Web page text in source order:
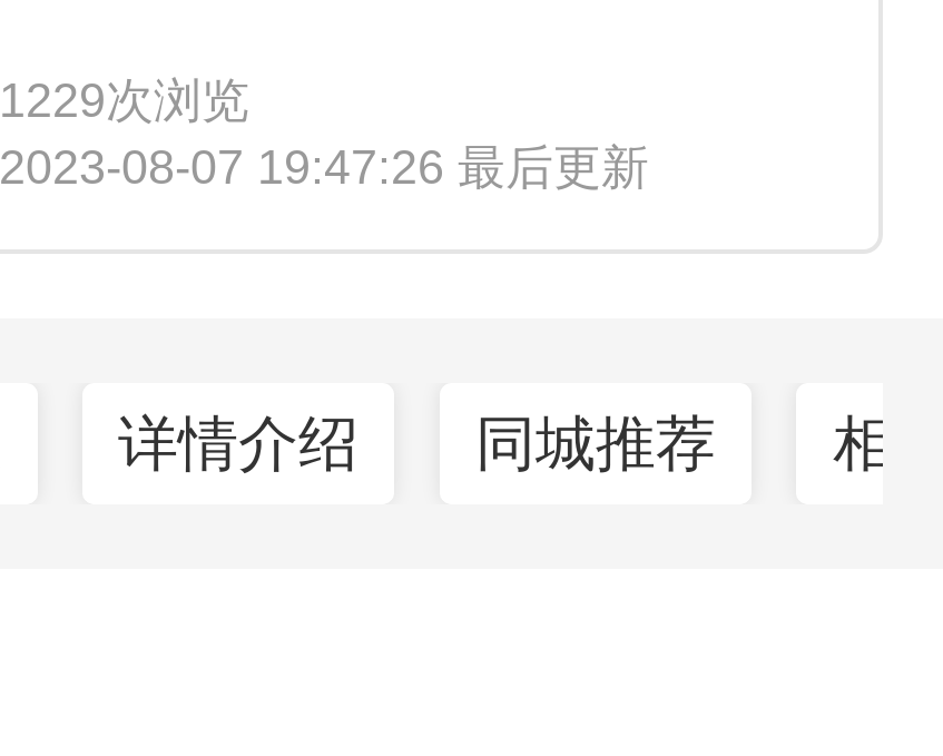
1229次浏览
2023-08-07 19:47:26 最后更新
详情介绍 同城推荐 相